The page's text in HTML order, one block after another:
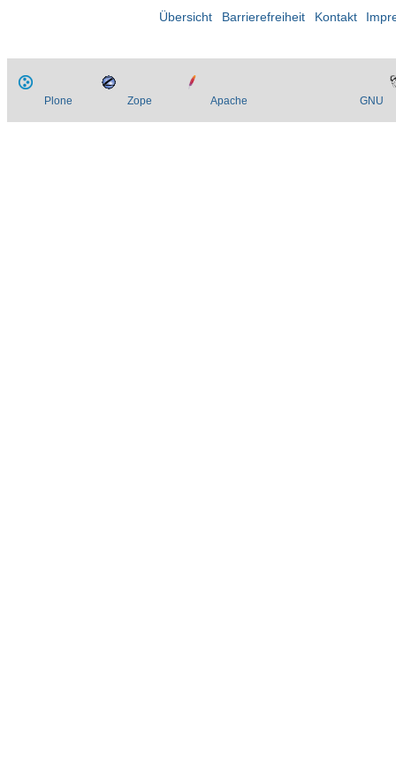
Übersicht Barrierefreiheit Kontakt
Plone Zope Apache GNU